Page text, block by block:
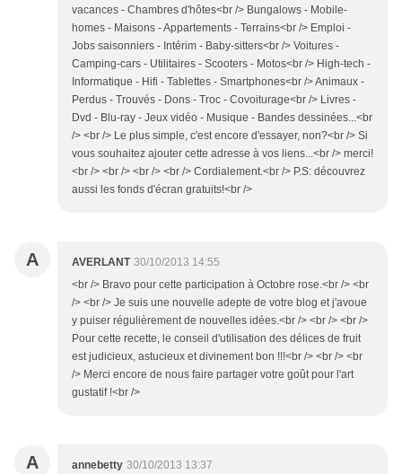
vacances - Chambres d'hôtes<br /> Bungalows - Mobile-
homes - Maisons - Appartements - Terrains<br /> Emploi -
Jobs saisonniers - Intérim - Baby-sitters<br /> Voitures -
Camping-cars - Utilitaires - Scooters - Motos<br /> High-tech -
Informatique - Hifi - Tablettes - Smartphones<br /> Animaux -
Perdus - Trouvés - Dons - Troc - Covoiturage<br /> Livres -
Dvd - Blu-ray - Jeux vidéo - Musique - Bandes dessinées...<br
/> <br /> Le plus simple, c'est encore d'essayer, non?<br /> Si
vous souhaitez ajouter cette adresse à vos liens...<br /> merci!
<br /> <br /> <br /> <br /> Cordialement.<br /> P.S: découvrez
aussi les fonds d'écran gratuits!<br />
A AVERLANT 30/10/2013 14:55
<br /> Bravo pour cette participation à Octobre rose.<br /> <br
/> <br /> Je suis une nouvelle adepte de votre blog et j'avoue
y puiser régulièrement de nouvelles idées.<br /> <br /> <br />
Pour cette recette, le conseil d'utilisation des délices de fruit
est judicieux, astucieux et divinement bon !!!<br /> <br /> <br
/> Merci encore de nous faire partager votre goût pour l'art
gustatif !<br />
A annebetty 30/10/2013 13:37